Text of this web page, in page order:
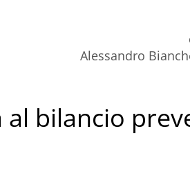
Alessandro
al bilancio